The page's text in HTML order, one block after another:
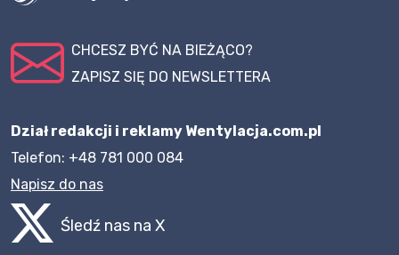
CHCESZ BYĆ NA BIEŻĄCO?
ZAPISZ SIĘ DO NEWSLETTERA
Dział redakcji i reklamy Wentylacja.com.pl
Telefon: +48 781 000 084
Napisz do nas
Śledź nas na X